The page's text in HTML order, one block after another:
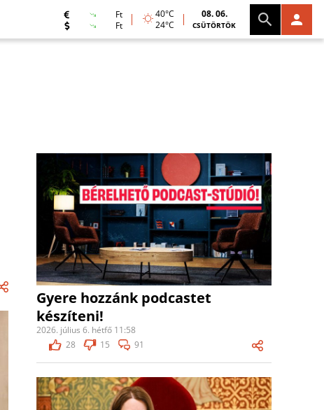
Ft
Ft
40°C
24°C
08. 06.
CSÜTÖRTÖK
Gyere hozzánk podcastet
készíteni!
2026. július 6. hétfő 11:58
28
15 91